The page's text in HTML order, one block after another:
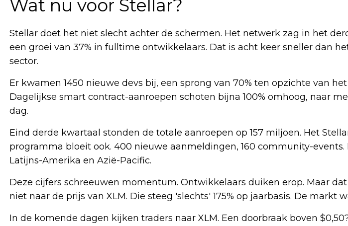
Wat nu voor Stellar?
Stellar doet het niet slecht achter de schermen. Het netwerk zag in het
een groei van 37% in fulltime ontwikkelaars. Dat is acht keer sneller dan
sector.
Er kwamen 1450 nieuwe devs bij, een sprong van 70% ten opzichte van
Dagelijkse smart contract-aanroepen schoten bijna 100% omhoog, naar
dag.
Eind derde kwartaal stonden de totale aanroepen op 157 miljoen. Het
programma bloeit ook. 400 nieuwe aanmeldingen, 160 community-events.
Latijns-Amerika en Azië-Pacific.
Deze cijfers schreeuwen momentum. Ontwikkelaars duiken erop. Maar
niet naar de prijs van XLM. Die steeg 'slechts' 175% op jaarbasis. De markt
In de komende dagen kijken traders naar XLM. Een doorbraak boven